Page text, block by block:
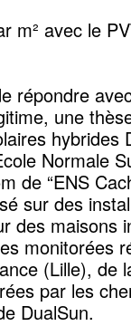
m² avec le
répondre
une
hybrides
Normale
de “ENS
sur des
des maisons
monitorées
(Lille), de
par les
DualSun.